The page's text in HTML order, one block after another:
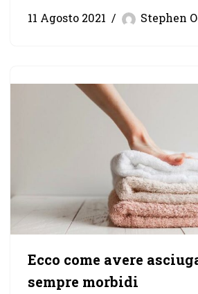
11 Agosto 2021 Stephen
Ecco come avere
sempre morbidi